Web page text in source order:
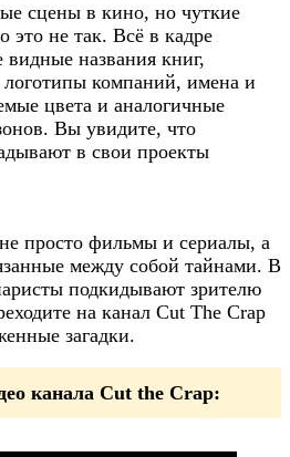
сцены в кино, но чуткие
это не так. Всё в кадре
видные названия книг,
логотипы компаний, имена и
цвета и аналогичные
Вы увидите, что
в свои проекты
просто фильмы и сериалы, а
между собой тайнами. В
подкидывают зрителю
на канал Cut The Crap
загадки.
канала Cut the Crap: